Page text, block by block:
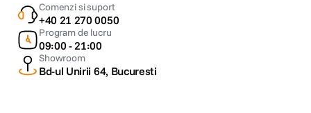
Comenzi si suport
+40 21 270 0050
Program de lucru
09:00 - 21:00
Showroom
Bd-ul Unirii 64, Bucuresti